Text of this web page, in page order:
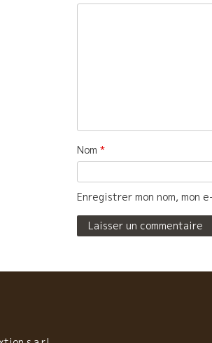
Nom *
Enregistrer mon nom, mon